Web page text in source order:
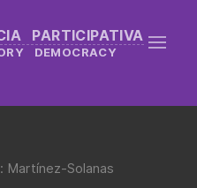
PARTICIPATIVA
DEMOCRACY
Martínez-Solanas